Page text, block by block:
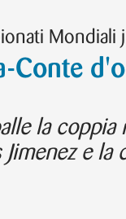
Mondiali
Conte
la coppia
e la